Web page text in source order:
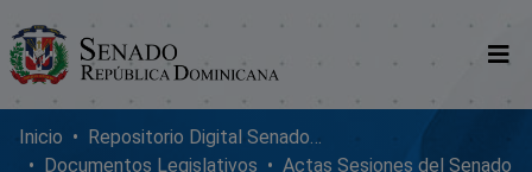
Comunidades
Inicio
Repositorio Digital SenadoRD
Documentos Legislativos
Actas Sesiones del Senado